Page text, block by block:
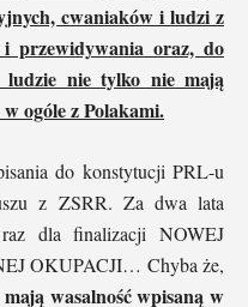
cwaniaków i ludzi z
przewidywania oraz, do
nie tylko nie mają
ogóle z Polakami.
do konstytucji PRL-u
z ZSRR. Za dwa lata
dla finalizacji NOWEJ
OKUPACJI… Chyba że,
wasalność wpisaną w